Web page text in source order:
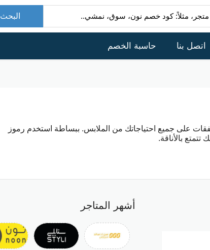
البحث
اتصل بنا حاسبة الخصم
على جميع احتياجاتك من الملابس. ببساطة استخدم رموز
بالأناقة.
أشهر المتاجر